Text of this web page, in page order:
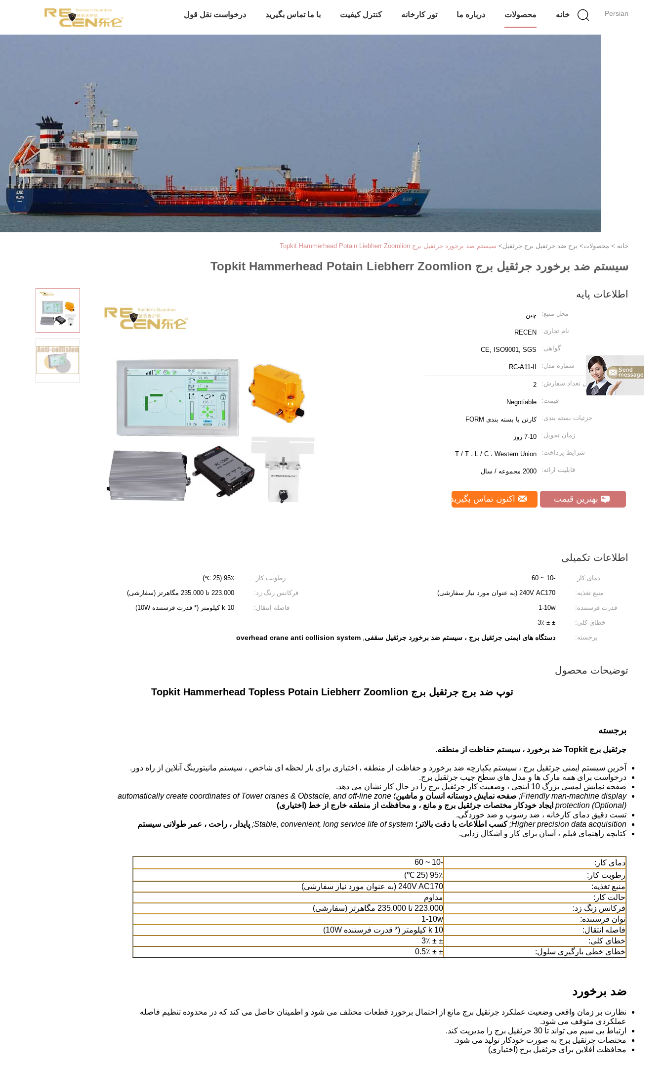
Persian خانه محصولات درباره ما تور کارخانه کنترل کیفیت با ما تماس بگیرید درخواست نقل قول
خانه > محصولات> برج ضد جرثقیل برج جرثقیل> سیستم ضد برخورد جرثقیل برج Topkit Hammerhead Potain Liebherr Zoomlion
سیستم ضد برخورد جرثقیل برج Topkit Hammerhead Potain Liebherr Zoomlion
اطلاعات پایه
محل منبع: چین
نام تجاری: RECEN
گواهی: CE, ISO9001, SGS
شماره مدل: RC-A11-II
مقدار حداقل تعداد سفارش: 2
قیمت: Negotiable
جزئیات بسته بندی: کارتن با بسته بندی FORM
زمان تحویل: 7-10 روز
شرایط پرداخت: T / T ، L / C ، Western Union
قابلیت ارائه: 2000 مجموعه / سال
بهترین قیمت اکنون تماس بگیرید
اطلاعات تکمیلی
دمای کار: -10 ~ 60 رطوبت کار:
95٪ (25 ℃)
منبع تغذیه:
240V AC170 (به عنوان مورد نیاز سفارشی) فرکانس زنگ زد:
223.000 تا 235.000 مگاهرتز (سفارشی)
قدرت فرستنده:
1-10w فاصله انتقال:
k 10 کیلومتر (* قدرت فرستنده 10W)
خطای کلی:
± ± 3٪
برجسته:
دستگاه های ایمنی جرثقیل برج ، سیستم ضد برخورد جرثقیل سقفی,
overhead crane anti collision system
توضیحات محصول
توپ ضد برج جرثقیل برج Topkit Hammerhead Topless Potain Liebherr Zoomlion
برجسته
جرثقیل برج Topkit ضد برخورد ، سیستم حفاظت از منطقه.
آخرین سیستم ایمنی جرثقیل برج ، سیستم یکپارچه ضد برخورد و حفاظت از منطقه ، اختیاری برای بار لحظه ای شاخص ، سیستم مانیتورینگ آنلاین از راه دور.
درخواست برای همه مارک ها و مدل های سطح جیب جرثقیل برج.
صفحه نمایش لمسی بزرگ 10 اینچی ، وضعیت کار جرثقیل برج را در حال کار نشان می دهد.
Friendly man-machine display; صفحه نمایش دوستانه انسان و ماشین؛ automatically create coordinates of Tower cranes & Obstacle, and off-line zone
protection (Optional) ایجاد خودکار مختصات جرثقیل برج و مانع ، و محافظت از منطقه خارج از خط (اختیاری)
تست دقیق دمای کارخانه ، ضد رسوب و ضد خوردگی.
Higher precision data acquisition; کسب اطلاعات با دقت بالاتر؛ Stable, convenient, long service life of system; پایدار ، راحت ، عمر طولانی سیستم
کتابچه راهنمای فیلم ، آسان برای کار و اشکال زدایی.
دمای کار:
-10 ~ 60
رطوبت کار:
95٪ (25 ℃)
منبع تغذیه:
240V AC170 (به عنوان مورد نیاز سفارشی)
حالت کار:
مداوم
فرکانس زنگ زد:
223.000 تا 235.000 مگاهرتز (سفارشی)
توان فرستنده:
1-10w
فاصله انتقال:
k 10 کیلومتر (* قدرت فرستنده 10W)
خطای کلی:
± ± 3٪
خطای خطی بارگیری سلول:
± ± 0.5٪
ضد برخورد
نظارت بر زمان واقعی وضعیت عملکرد جرثقیل برج مانع از احتمال برخورد قطعات مختلف می شود و اطمینان حاصل می کند که در محدوده تنظیم فاصله
عملکردی متوقف می شود.
ارتباط بی سیم می تواند تا 30 جرثقیل برج را مدیریت کند.
مختصات جرثقیل برج به صورت خودکار تولید می شود.
محافظت آفلاین برای جرثقیل برج (اختیاری)